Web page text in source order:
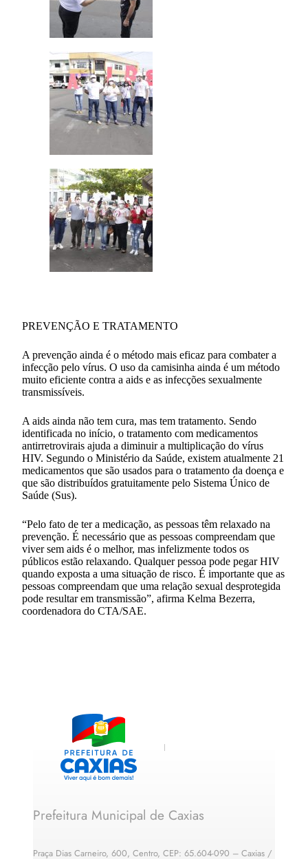
PREVENÇÃO E TRATAMENTO
A prevenção ainda é o método mais eficaz para combater a
infecção pelo vírus. O uso da camisinha ainda é um método
muito eficiente contra a aids e as infecções sexualmente
transmissíveis.
A aids ainda não tem cura, mas tem tratamento. Sendo
identificada no início, o tratamento com medicamentos
antirretrovirais ajuda a diminuir a multiplicação do vírus
HIV. Segundo o Ministério da Saúde, existem atualmente 21
medicamentos que são usados para o tratamento da doença e
que são distribuídos gratuitamente pelo Sistema Único de
Saúde (Sus).
“Pelo fato de ter a medicação, as pessoas têm relaxado na
prevenção. É necessário que as pessoas compreendam que
viver sem aids é o melhor, mas infelizmente todos os
públicos estão relaxando. Qualquer pessoa pode pegar HIV
quando exposta a uma situação de risco. É importante que as
pessoas compreendam que uma relação sexual desprotegida
pode resultar em transmissão”, afirma Kelma Bezerra,
coordenadora do CTA/SAE.
Prefeitura Municipal de Caxias
Praça Dias Carneiro, 600, Centro, CEP: 65.604-090 – Caxias /